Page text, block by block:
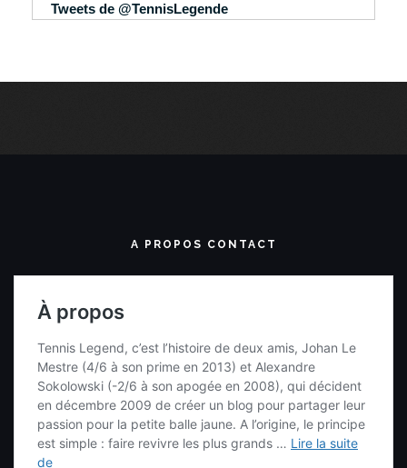
Tweets de @TennisLegende
A PROPOS CONTACT